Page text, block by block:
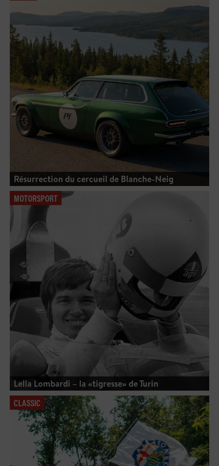
Résurrection du cercueil de Blanche-Neig
MOTORSPORT
Lella Lombardi – la «tigresse» de Turin
CLASSIC